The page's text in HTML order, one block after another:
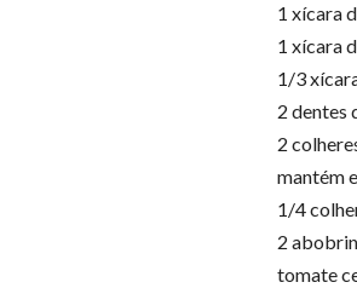
1 xícara
1 xícara
1/3
2 dentes
2
mantém
1/4
2
tomate